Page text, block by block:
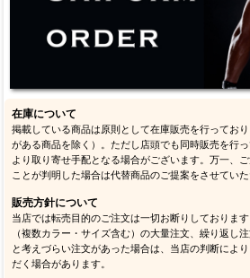
在庫について
掲載している商品は原則として在庫販売を行ってお
がある商品を除く）。ただし店頭でも同時販売を行
より取り寄せ手配となる場合がございます。万一、
ことが判明した場合は代替商品のご提案をさせていた
販売方針について
当店では転売目的のご注文は一切お断りしておりま
（複数カラー・サイズ含む）の大量注文、繰り返し
と考えづらい注文があった場合は、当店の判断によ
だく場合があります。